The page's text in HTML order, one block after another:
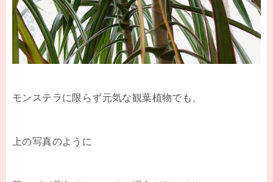
モンステラに限らず元気な観葉植物でも、
上の写真のように